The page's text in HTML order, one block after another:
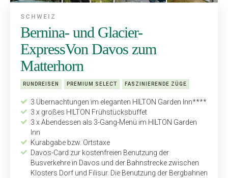
SCHWEIZ
Bernina- und Glacier-
ExpressVon Davos zum
Matterhorn
RUNDREISEN PREMIUM SELECT FASZINIERENDE ZÜGE
3 Übernachtungen im eleganten HILTON Garden Inn****
3 x großes HILTON Frühstücksbuffet
3 x Abendessen als 3-Gang-Menü im HILTON Garden
Inn
Kurabgabe bzw. Ortstaxe
Davos-Card zur kostenfreien Benutzung der
Busverkehre in Davos und der Bahnstrecke zwischen
Klosters Dorf und Filisur. Die Benutzung der Bergbahnen